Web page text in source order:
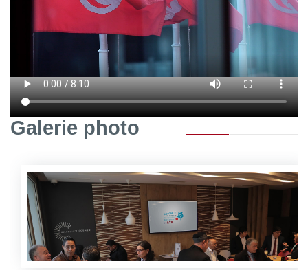
Galerie photo